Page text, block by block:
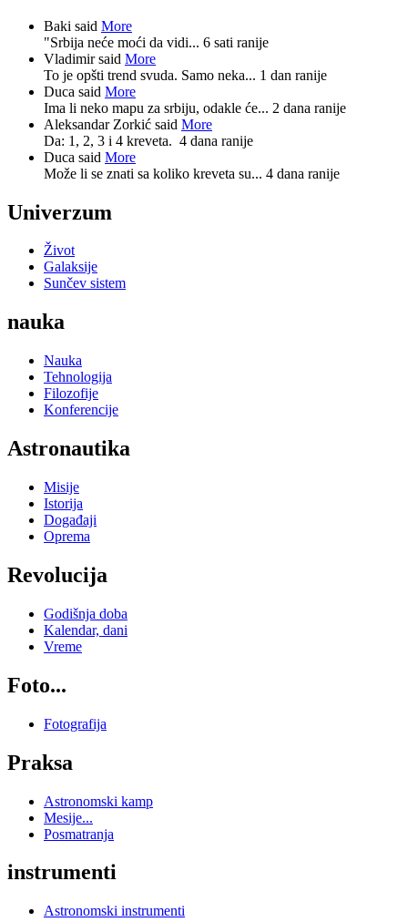
Baki said More
"Srbija neće moći da vidi... 6 sati ranije
Vladimir said More
To je opšti trend svuda. Samo neka... 1 dan ranije
Duca said More
Ima li neko mapu za srbiju, odakle će... 2 dana ranije
Aleksandar Zorkić said More
Da: 1, 2, 3 i 4 kreveta. 4 dana ranije
Duca said More
Može li se znati sa koliko kreveta su... 4 dana ranije
Univerzum
Život
Galaksije
Sunčev sistem
nauka
Nauka
Tehnologija
Filozofije
Konferencije
Astronautika
Misije
Istorija
Događaji
Oprema
Revolucija
Godišnja doba
Kalendar, dani
Vreme
Foto...
Fotografija
Praksa
Astronomski kamp
Mesije...
Posmatranja
instrumenti
Astronomski instrumenti